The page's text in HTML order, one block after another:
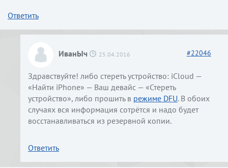
Ответить
ИванЫч 25.04.2016 #22046
Здравствуйте! либо стереть устройство: iCloud —
«Найти iPhone» — Ваш девайс — «Стереть
устройство», либо прошить в режиме DFU. В обоих
случаях вся информация сотрётся и надо будет
восстанавливаться из резервной копии.
Ответить